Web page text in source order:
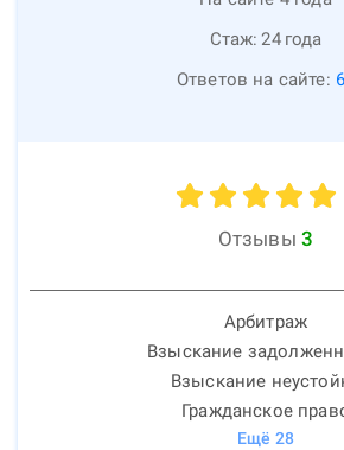
Стаж: 24 года
Ответов на сайте:
Отзывы 3
Арбитраж
Взыскание
Взыскание
Гражданское
Ещё 28